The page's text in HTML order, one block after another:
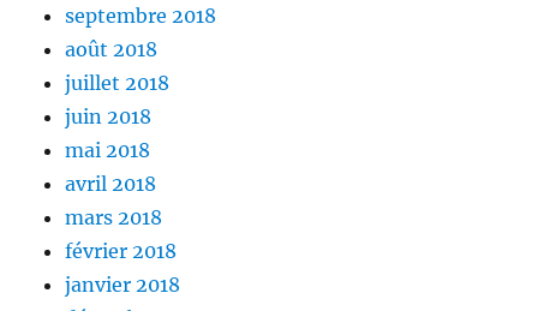
septembre 2018
août 2018
juillet 2018
juin 2018
mai 2018
avril 2018
mars 2018
février 2018
janvier 2018